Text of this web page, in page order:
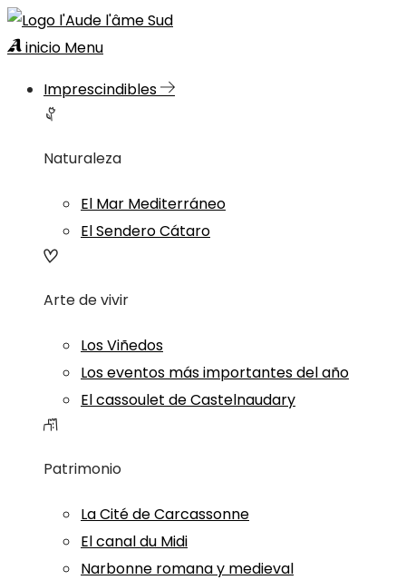
inicio Menu
Imprescindibles
Naturaleza
El Mar Mediterráneo
El Sendero Cátaro
Arte de vivir
Los Viñedos
Los eventos más importantes del año
El cassoulet de Castelnaudary
Patrimonio
La Cité de Carcassonne
El canal du Midi
Narbonne romana y medieval